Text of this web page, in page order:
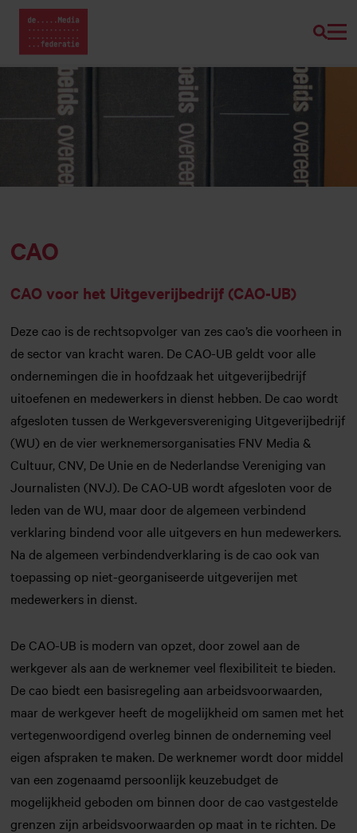
Naar
hoofdinhoud
Home van Mediafederatie
CAO
CAO voor het Uitgeverijbedrijf (CAO-UB)
Deze cao is de rechtsopvolger van zes cao’s die voorheen in
de sector van kracht waren. De CAO-UB geldt voor alle
ondernemingen die in hoofdzaak het uitgeverijbedrijf
uitoefenen en medewerkers in dienst hebben. De cao wordt
afgesloten tussen de Werkgeversvereniging Uitgeverijbedrijf
(WU) en de vier werknemersorganisaties FNV Media &
Cultuur, CNV, De Unie en de Nederlandse Vereniging van
Journalisten (NVJ). De CAO-UB wordt afgesloten voor de
leden van de WU, maar door de algemeen verbindend
verklaring bindend voor alle uitgevers en hun medewerkers.
Na de algemeen verbindendverklaring is de cao ook van
toepassing op niet-georganiseerde uitgeverijen met
medewerkers in dienst.
De CAO-UB is modern van opzet, door zowel aan de
werkgever als aan de werknemer veel flexibiliteit te bieden.
De cao biedt een basisregeling aan arbeidsvoorwaarden,
maar de werkgever heeft de mogelijkheid om samen met het
vertegenwoordigend overleg binnen de onderneming veel
eigen afspraken te maken. De werknemer wordt door middel
van een zogenaamd persoonlijk keuzebudget de
mogelijkheid geboden om binnen door de cao vastgestelde
grenzen zijn arbeidsvoorwaarden op maat in te richten. De